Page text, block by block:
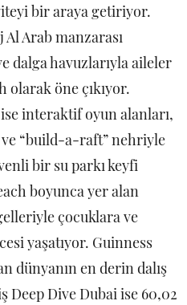
bir araya getiriyor.
Arab manzarası
dalga havuzlarıyla aileler
öne çıkıyor.
interaktif oyun alanları,
ve “build-a-raft” nehriyle
bir su parkı keyfi
boyunca yer alan
çocuklara ve
yaşatıyor. Guinness
dünyanın en derin dalış
Dive Dubai ise 60,02